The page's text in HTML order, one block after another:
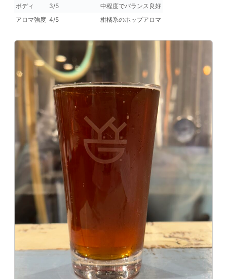
ボディ
3/5
中程度でバランス良好
アロマ強度 4/5 柑橘系のホップアロマ